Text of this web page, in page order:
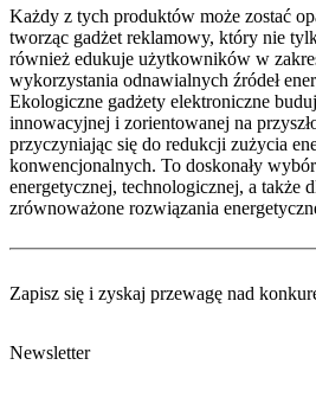
Każdy z tych produktów może zostać
tworząc gadżet reklamowy, który nie
również edukuje użytkowników w
wykorzystania odnawialnych źródeł
Ekologiczne gadżety elektroniczne
innowacyjnej i zorientowanej na
przyczyniając się do redukcji zużycia
konwencjonalnych. To doskonały
energetycznej, technologicznej, a także
zrównoważone rozwiązania
Zapisz się i zyskaj przewagę nad
Newsletter